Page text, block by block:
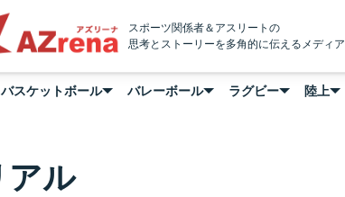
AZrena
スポーツ関係者＆アスリートの
思考とストーリーを多角的に伝えるメディア
バスケットボール バレーボール ラグビー 陸上
ル